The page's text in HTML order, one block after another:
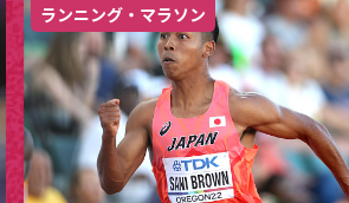
ランニング・マラソン